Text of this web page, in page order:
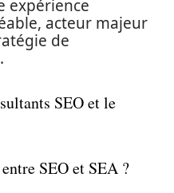
expérience
acteur majeur
de
SEO et le
SEO et SEA ?